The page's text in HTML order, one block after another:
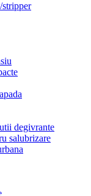
stripper
degivrante
salubrizare